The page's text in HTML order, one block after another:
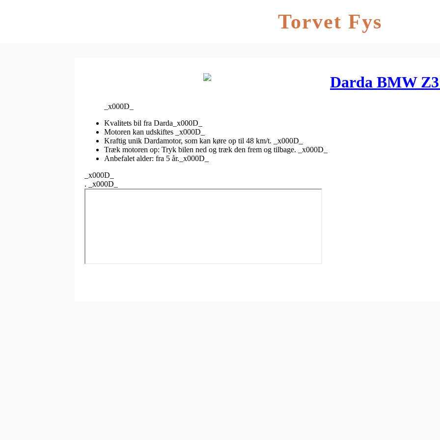
Torvet Fys
Darda BMW
_x000D_
Kvalitets bil fra Darda_x000D_
Motoren kan udskiftes _x000D_
Kraftig unik Dardamotor, som kan køre op til 48 km/t. _x000D_
Træk motoren op: Tryk bilen ned og træk den frem og tilbage. _x000D_
Anbefalet alder: fra 5 år._x000D_
_x000D_
. _x000D_